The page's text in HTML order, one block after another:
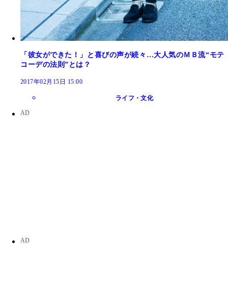
「彼女ができた！」と喜びの声が続々…大人気のＭＢ流“モテ
コーデの法則”とは？
2017年02月15日 15:00
ライフ・文化